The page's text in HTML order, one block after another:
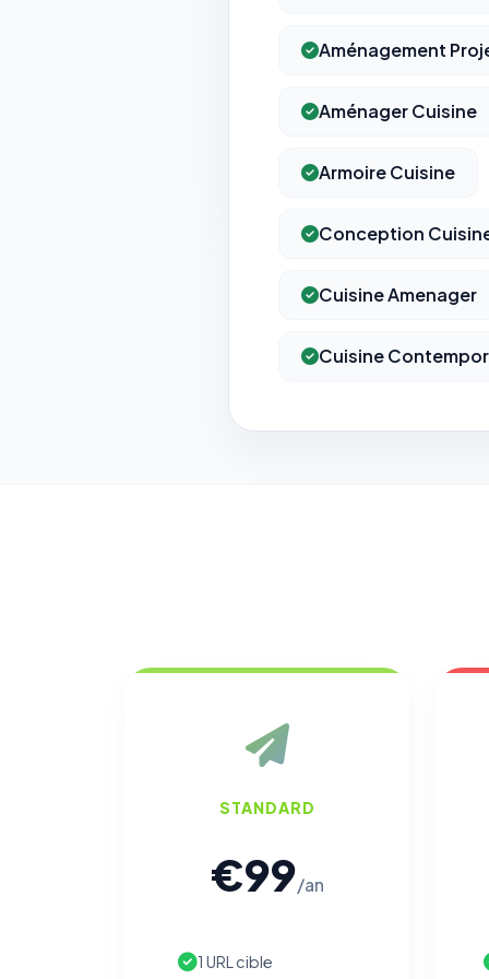
Aménagement
Aménager Cuisine
Armoire Cuisine
Conception
Cuisine Amenager
Cuisine
STANDARD
€99/an
1 URL cible